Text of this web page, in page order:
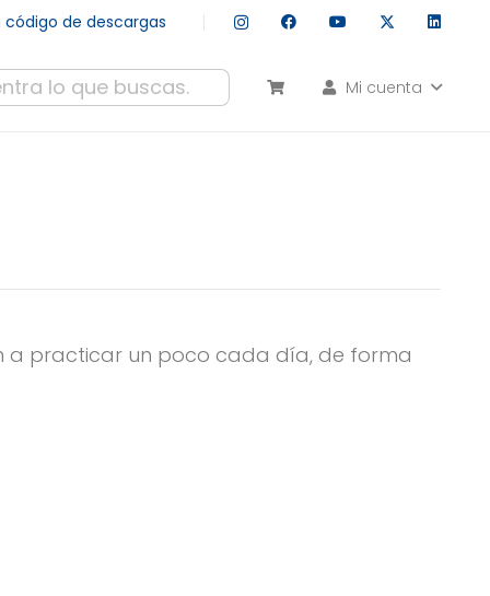
código de descargas
Mi cuenta
a practicar un poco cada día, de forma